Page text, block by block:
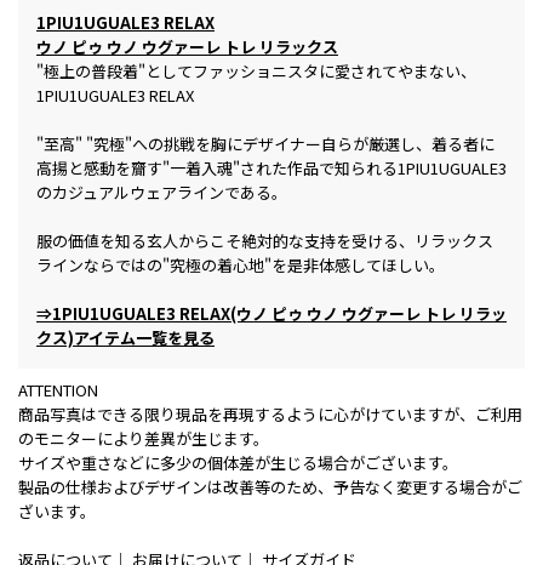
1PIU1UGUALE3 RELAX
ウノ ピゥ ウノ ウグァーレ トレ リラックス
"極上の普段着"としてファッショニスタに愛されてやまない、
1PIU1UGUALE3 RELAX
"至高" "究極"への挑戦を胸にデザイナー自らが厳選し、着る者に
高揚と感動を齎す"一着入魂"された作品で知られる1PIU1UGUALE3
のカジュアルウェアラインである。
服の価値を知る玄人からこそ絶対的な支持を受ける、リラックス
ラインならではの"究極の着心地"を是非体感してほしい。
⇒1PIU1UGUALE3 RELAX(ウノ ピゥ ウノ ウグァーレ トレ リラッ
クス)アイテム一覧を見る
ATTENTION
商品写真はできる限り現品を再現するように心がけていますが、ご利用
のモニターにより差異が生じます。
サイズや重さなどに多少の個体差が生じる場合がございます。
製品の仕様およびデザインは改善等のため、予告なく変更する場合がご
ざいます。
返品について ｜ お届けについて ｜ サイズガイド